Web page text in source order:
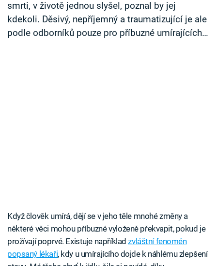
smrti, v životě jednou slyšel, poznal by jej
kdekoli. Děsivý, nepříjemný a traumatizující je ale
podle odborníků pouze pro příbuzné umírajících…
Když člověk umírá, dějí se v jeho těle mnohé změny a
některé věci mohou příbuzné vyloženě překvapit, pokud je
prožívají poprvé. Existuje napříkladzvláštní fenomén
popsaný lékaři, kdy u umírajícího dojde k náhlému zlepšení